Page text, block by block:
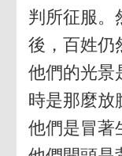
判所征服。
後，百姓仍
他們的光景
時是那麼放
他們是冒著